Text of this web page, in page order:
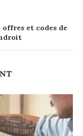
et codes de